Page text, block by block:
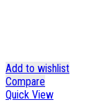
Add to wishlist
Compare
Quick View